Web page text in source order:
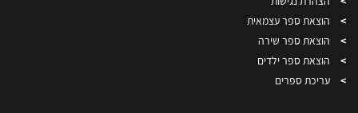
הוצאת ספר עצמאית
הוצאת ספר שירה
הוצאת ספר ילדים
עריכת ספרים